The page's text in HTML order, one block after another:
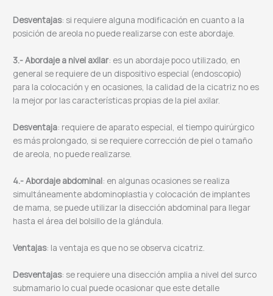
Desventajas: si requiere alguna modificación en cuanto a la
posición de areola no puede realizarse con este abordaje.
3.- Abordaje a nivel axilar: es un abordaje poco utilizado, en
general se requiere de un dispositivo especial (endoscopio)
para la colocación y en ocasiones, la calidad de la cicatriz no es
la mejor por las características propias de la piel axilar.
Desventaja: requiere de aparato especial, el tiempo quirúrgico
es más prolongado, si se requiere corrección de piel o tamaño
de areola, no puede realizarse.
4.- Abordaje abdominal: en algunas ocasiones se realiza
simultáneamente abdominoplastia y colocación de implantes
de mama, se puede utilizar la disección abdominal para llegar
hasta el área del bolsillo de la glándula.
Ventajas: la ventaja es que no se observa cicatriz.
Desventajas: se requiere una disección amplia a nivel del surco
submamario lo cual puede ocasionar que este detalle